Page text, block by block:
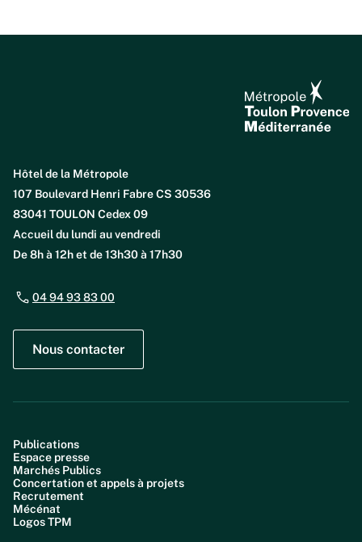
Hôtel de la Métropole
107 Boulevard Henri Fabre CS 30536
83041 TOULON Cedex 09
Accueil du lundi au vendredi
De 8h à 12h et de 13h30 à 17h30
04 94 93 83 00
Nous contacter
Publications
Espace presse
Marchés Publics
Concertation et appels à projets
Recrutement
Mécénat
Logos TPM